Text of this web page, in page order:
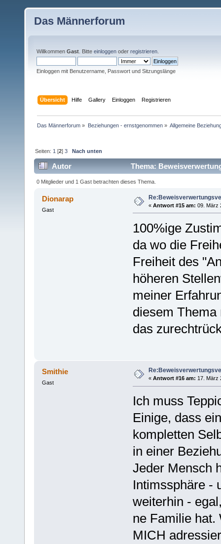
Das Männerforum
Willkommen Gast . Bitte einloggen oder registrieren
Einloggen mit Benutzername, Passwort und Sitzungslänge
Übersicht Hilfe Gallery Einloggen Registrieren
Das Männerforum » Beziehungen - ernstgenommen» Allgemeine
Seiten: 1 [2]3 Nach unten
Autor Thema:
0 Mitglieder und 1 Gast betrachten dieses Thema.
Dionarap
Gast
« Antwort #15 am: 09. März
100%ige
da wo die
Freiheit des
höheren
meiner
diesem
das
Smithie
Gast
« Antwort #16 am: 17. März
Ich muss
Einige, dass
kompletten
in einer
Jeder Mensch
Intimssphäre -
weiterhin -
ne Familie hat.
MICH